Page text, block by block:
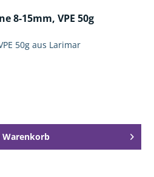
8-15mm, VPE 50g
50g aus Larimar
Warenkorb